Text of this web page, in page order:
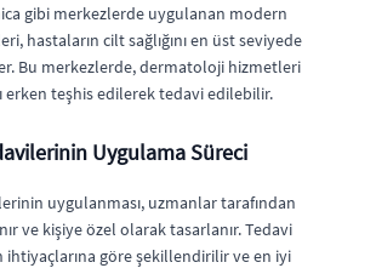
gibi merkezlerde uygulanan modern
hastaların cilt sağlığını en üst seviyede
Bu merkezlerde, dermatoloji hizmetleri
erken teşhis edilerek tedavi edilebilir.
Uygulama Süreci
uygulanması, uzmanlar tarafından
ve kişiye özel olarak tasarlanır. Tedavi
ihtiyaçlarına göre şekillendirilir ve en iyi